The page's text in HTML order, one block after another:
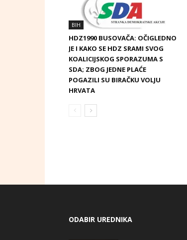
BIH
HDZ1990 BUSOVAČA: OČIGLEDNO
JE I KAKO SE HDZ SRAMI SVOG
KOALICIJSKOG SPORAZUMA S
SDA; ZBOG JEDNE PLAĆE
POGAZILI SU BIRAČKU VOLJU
HRVATA
ODABIR UREDNIKA